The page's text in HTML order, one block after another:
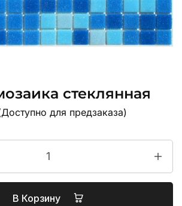
стеклянная
для предзаказа)
В Корзину